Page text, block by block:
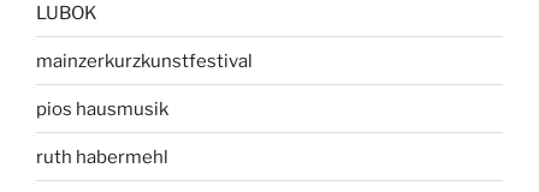
LUBOK
mainzerkurzkunstfestival
pios hausmusik
ruth habermehl